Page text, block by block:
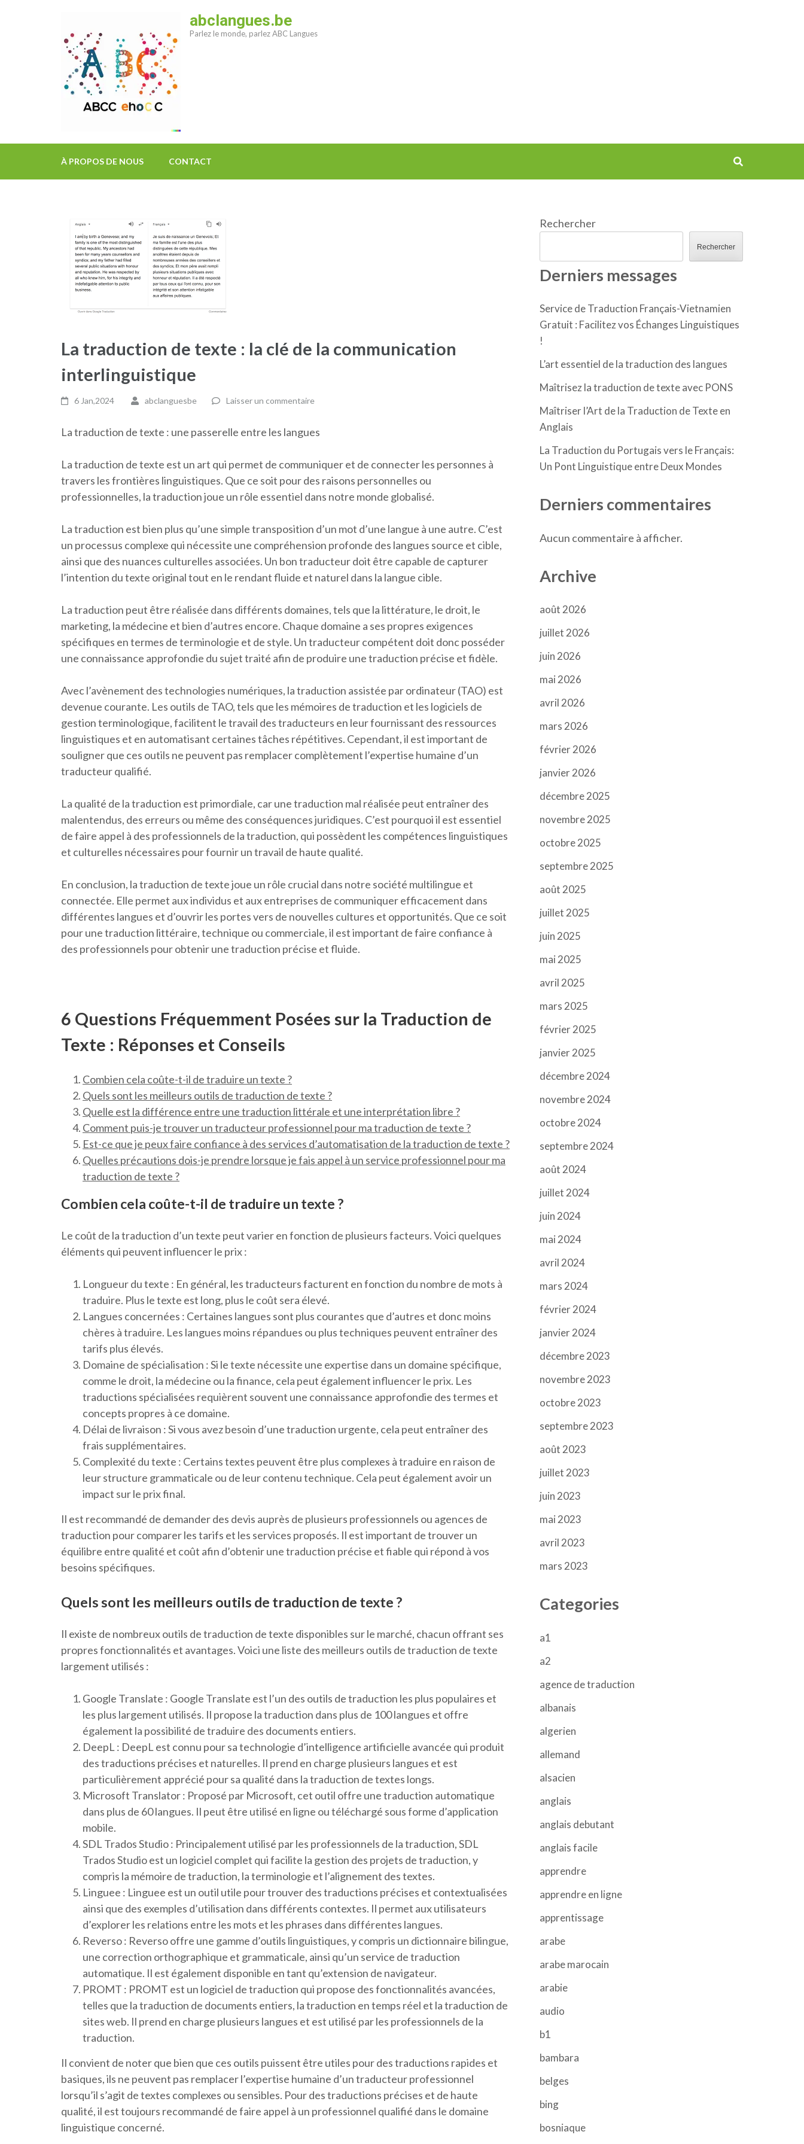
abclangues.be
Parlez le monde, parlez ABC Langues
À PROPOS DE NOUS CONTACT
La traduction de texte : la clé de la communication
interlinguistique
6 Jan,2024 abclanguesbe Laisser un commentaire
La traduction de texte : une passerelle entre les langues
La traduction de texte est un art qui permet de communiquer et de connecter les personnes à
travers les frontières linguistiques. Que ce soit pour des raisons personnelles ou
professionnelles, la traduction joue un rôle essentiel dans notre monde globalisé.
La traduction est bien plus qu’une simple transposition d’un mot d’une langue à une autre. C’est
un processus complexe qui nécessite une compréhension profonde des langues source et cible,
ainsi que des nuances culturelles associées. Un bon traducteur doit être capable de capturer
l’intention du texte original tout en le rendant fluide et naturel dans la langue cible.
La traduction peut être réalisée dans différents domaines, tels que la littérature, le droit, le
marketing, la médecine et bien d’autres encore. Chaque domaine a ses propres exigences
spécifiques en termes de terminologie et de style. Un traducteur compétent doit donc posséder
une connaissance approfondie du sujet traité afin de produire une traduction précise et fidèle.
Avec l’avènement des technologies numériques, la traduction assistée par ordinateur (TAO) est
devenue courante. Les outils de TAO, tels que les mémoires de traduction et les logiciels de
gestion terminologique, facilitent le travail des traducteurs en leur fournissant des ressources
linguistiques et en automatisant certaines tâches répétitives. Cependant, il est important de
souligner que ces outils ne peuvent pas remplacer complètement l’expertise humaine d’un
traducteur qualifié.
La qualité de la traduction est primordiale, car une traduction mal réalisée peut entraîner des
malentendus, des erreurs ou même des conséquences juridiques. C’est pourquoi il est essentiel
de faire appel à des professionnels de la traduction, qui possèdent les compétences linguistiques
et culturelles nécessaires pour fournir un travail de haute qualité.
En conclusion, la traduction de texte joue un rôle crucial dans notre société multilingue et
connectée. Elle permet aux individus et aux entreprises de communiquer efficacement dans
différentes langues et d’ouvrir les portes vers de nouvelles cultures et opportunités. Que ce soit
pour une traduction littéraire, technique ou commerciale, il est important de faire confiance à
des professionnels pour obtenir une traduction précise et fluide.
6 Questions Fréquemment Posées sur la Traduction de
Texte : Réponses et Conseils
Combien cela coûte-t-il de traduire un texte ?
Quels sont les meilleurs outils de traduction de texte ?
Quelle est la différence entre une traduction littérale et une interprétation libre ?
Comment puis-je trouver un traducteur professionnel pour ma traduction de texte ?
Est-ce que je peux faire confiance à des services d’automatisation de la traduction de texte ?
Quelles précautions dois-je prendre lorsque je fais appel à un service professionnel pour ma
traduction de texte ?
Combien cela coûte-t-il de traduire un texte ?
Le coût de la traduction d’un texte peut varier en fonction de plusieurs facteurs. Voici quelques
éléments qui peuvent influencer le prix :
Longueur du texte : En général, les traducteurs facturent en fonction du nombre de mots à
traduire. Plus le texte est long, plus le coût sera élevé.
Langues concernées : Certaines langues sont plus courantes que d’autres et donc moins
chères à traduire. Les langues moins répandues ou plus techniques peuvent entraîner des
tarifs plus élevés.
Domaine de spécialisation : Si le texte nécessite une expertise dans un domaine spécifique,
comme le droit, la médecine ou la finance, cela peut également influencer le prix. Les
traductions spécialisées requièrent souvent une connaissance approfondie des termes et
concepts propres à ce domaine.
Délai de livraison : Si vous avez besoin d’une traduction urgente, cela peut entraîner des
frais supplémentaires.
Complexité du texte : Certains textes peuvent être plus complexes à traduire en raison de
leur structure grammaticale ou de leur contenu technique. Cela peut également avoir un
impact sur le prix final.
Il est recommandé de demander des devis auprès de plusieurs professionnels ou agences de
traduction pour comparer les tarifs et les services proposés. Il est important de trouver un
équilibre entre qualité et coût afin d’obtenir une traduction précise et fiable qui répond à vos
besoins spécifiques.
Quels sont les meilleurs outils de traduction de texte ?
Il existe de nombreux outils de traduction de texte disponibles sur le marché, chacun offrant ses
propres fonctionnalités et avantages. Voici une liste des meilleurs outils de traduction de texte
largement utilisés :
Google Translate : Google Translate est l’un des outils de traduction les plus populaires et
les plus largement utilisés. Il propose la traduction dans plus de 100 langues et offre
également la possibilité de traduire des documents entiers.
DeepL : DeepL est connu pour sa technologie d’intelligence artificielle avancée qui produit
des traductions précises et naturelles. Il prend en charge plusieurs langues et est
particulièrement apprécié pour sa qualité dans la traduction de textes longs.
Microsoft Translator : Proposé par Microsoft, cet outil offre une traduction automatique
dans plus de 60 langues. Il peut être utilisé en ligne ou téléchargé sous forme d’application
mobile.
SDL Trados Studio : Principalement utilisé par les professionnels de la traduction, SDL
Trados Studio est un logiciel complet qui facilite la gestion des projets de traduction, y
compris la mémoire de traduction, la terminologie et l’alignement des textes.
Linguee : Linguee est un outil utile pour trouver des traductions précises et contextualisées
ainsi que des exemples d’utilisation dans différents contextes. Il permet aux utilisateurs
d’explorer les relations entre les mots et les phrases dans différentes langues.
Reverso : Reverso offre une gamme d’outils linguistiques, y compris un dictionnaire bilingue,
une correction orthographique et grammaticale, ainsi qu’un service de traduction
automatique. Il est également disponible en tant qu’extension de navigateur.
PROMT : PROMT est un logiciel de traduction qui propose des fonctionnalités avancées,
telles que la traduction de documents entiers, la traduction en temps réel et la traduction de
sites web. Il prend en charge plusieurs langues et est utilisé par les professionnels de la
traduction.
Il convient de noter que bien que ces outils puissent être utiles pour des traductions rapides et
basiques, ils ne peuvent pas remplacer l’expertise humaine d’un traducteur professionnel
lorsqu’il s’agit de textes complexes ou sensibles. Pour des traductions précises et de haute
qualité, il est toujours recommandé de faire appel à un professionnel qualifié dans le domaine
linguistique concerné.
Rechercher
Rechercher
Derniers messages
Service de Traduction Français-Vietnamien
Gratuit : Facilitez vos Échanges Linguistiques
!
L’art essentiel de la traduction des langues
Maîtrisez la traduction de texte avec PONS
Maîtriser l’Art de la Traduction de Texte en
Anglais
La Traduction du Portugais vers le Français:
Un Pont Linguistique entre Deux Mondes
Derniers commentaires
Aucun commentaire à afficher.
Archive
août 2026
juillet 2026
juin 2026
mai 2026
avril 2026
mars 2026
février 2026
janvier 2026
décembre 2025
novembre 2025
octobre 2025
septembre 2025
août 2025
juillet 2025
juin 2025
mai 2025
avril 2025
mars 2025
février 2025
janvier 2025
décembre 2024
novembre 2024
octobre 2024
septembre 2024
août 2024
juillet 2024
juin 2024
mai 2024
avril 2024
mars 2024
février 2024
janvier 2024
décembre 2023
novembre 2023
octobre 2023
septembre 2023
août 2023
juillet 2023
juin 2023
mai 2023
avril 2023
mars 2023
Categories
a1
a2
agence de traduction
albanais
algerien
allemand
alsacien
anglais
anglais debutant
anglais facile
apprendre
apprendre en ligne
apprentissage
arabe
arabe marocain
arabie
audio
b1
bambara
belges
bing
bosniaque